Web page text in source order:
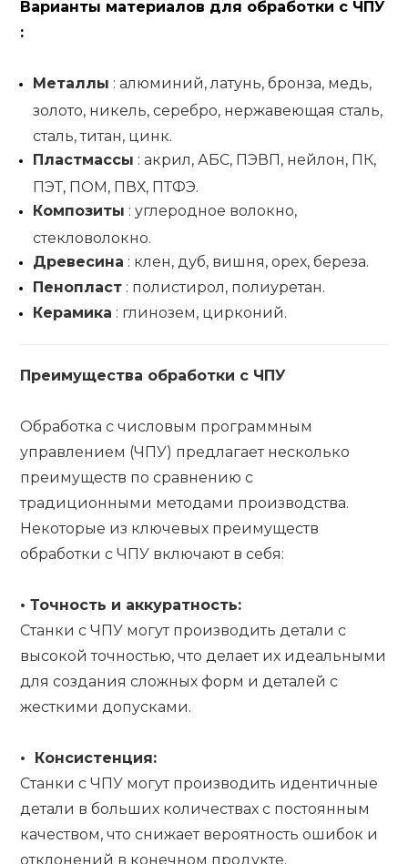
Варианты материалов для обработки с ЧПУ
:
Металлы : алюминий, латунь, бронза, медь,
золото, никель, серебро, нержавеющая сталь,
сталь, титан, цинк.
Пластмассы : акрил, АБС, ПЭВП, нейлон, ПК,
ПЭТ, ПОМ, ПВХ, ПТФЭ.
Композиты : углеродное волокно,
стекловолокно.
Древесина : клен, дуб, вишня, орех, береза.
Пенопласт : полистирол, полиуретан.
Керамика : глинозем, цирконий.
Преимущества обработки с ЧПУ
Обработка с числовым программным
управлением (ЧПУ) предлагает несколько
преимуществ по сравнению с
традиционными методами производства.
Некоторые из ключевых преимуществ
обработки с ЧПУ включают в себя:
• Точность и аккуратность:
Станки с ЧПУ могут производить детали с
высокой точностью, что делает их идеальными
для создания сложных форм и деталей с
жесткими допусками.
•
Консистенция:
Станки с ЧПУ могут производить идентичные
детали в больших количествах с постоянным
качеством, что снижает вероятность ошибок и
отклонений в конечном продукте.